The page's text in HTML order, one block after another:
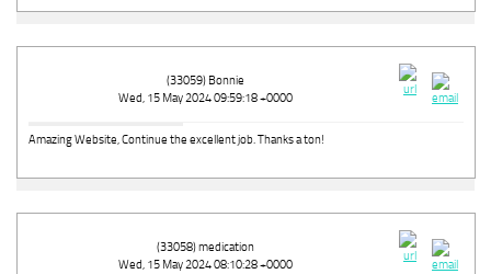
(33059) Bonnie
Wed, 15 May 2024 09:59:18 +0000
Amazing Website, Continue the excellent job. Thanks a ton!
(33058) medication
Wed, 15 May 2024 08:10:28 +0000